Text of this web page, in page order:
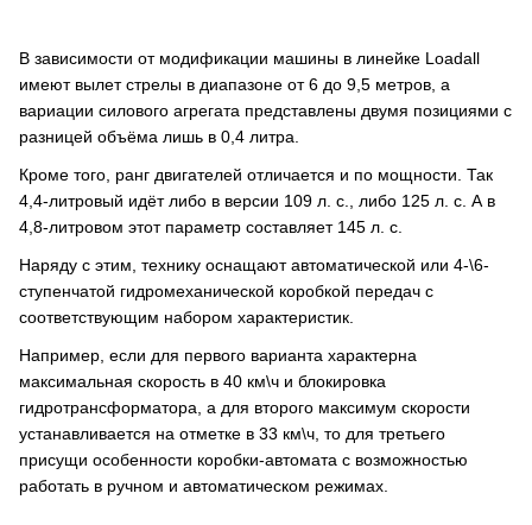
В зависимости от модификации машины в линейке Loadall
имеют вылет стрелы в диапазоне от 6 до 9,5 метров, а
вариации силового агрегата представлены двумя позициями с
разницей объёма лишь в 0,4 литра.
Кроме того, ранг двигателей отличается и по мощности. Так
4,4-литровый идёт либо в версии 109 л. с., либо 125 л. с. А в
4,8-литровом этот параметр составляет 145 л. с.
Наряду с этим, технику оснащают автоматической или 4-\6-
ступенчатой гидромеханической коробкой передач с
соответствующим набором характеристик.
Например, если для первого варианта характерна
максимальная скорость в 40 км\ч и блокировка
гидротрансформатора, а для второго максимум скорости
устанавливается на отметке в 33 км\ч, то для третьего
присущи особенности коробки-автомата с возможностью
работать в ручном и автоматическом режимах.